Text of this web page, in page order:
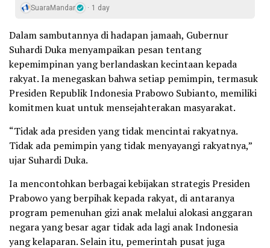
SuaraMandar 1 day
Dalam sambutannya di hadapan jamaah, Gubernur
Suhardi Duka menyampaikan pesan tentang
kepemimpinan yang berlandaskan kecintaan kepada
rakyat. Ia menegaskan bahwa setiap pemimpin, termasuk
Presiden Republik Indonesia Prabowo Subianto, memiliki
komitmen kuat untuk mensejahterakan masyarakat.
“Tidak ada presiden yang tidak mencintai rakyatnya.
Tidak ada pemimpin yang tidak menyayangi rakyatnya,”
ujar Suhardi Duka.
Ia mencontohkan berbagai kebijakan strategis Presiden
Prabowo yang berpihak kepada rakyat, di antaranya
program pemenuhan gizi anak melalui alokasi anggaran
negara yang besar agar tidak ada lagi anak Indonesia
yang kelaparan. Selain itu, pemerintah pusat juga